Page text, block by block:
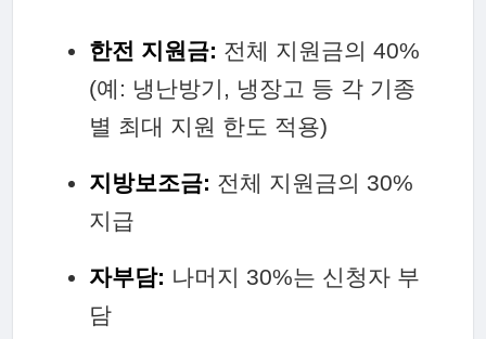
한전 지원금: 전체 지원금의 40%
(예: 냉난방기, 냉장고 등 각 기종
별 최대 지원 한도 적용)
지방보조금: 전체 지원금의 30%
지급
자부담: 나머지 30%는 신청자 부
담